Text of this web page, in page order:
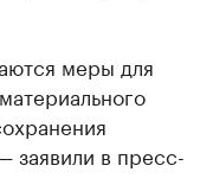
меры для
заявили в пресс-